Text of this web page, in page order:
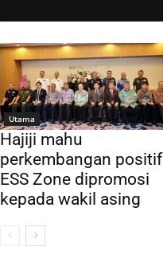
Utama
Hajiji mahu
perkembangan positif
ESS Zone dipromosi
kepada wakil asing